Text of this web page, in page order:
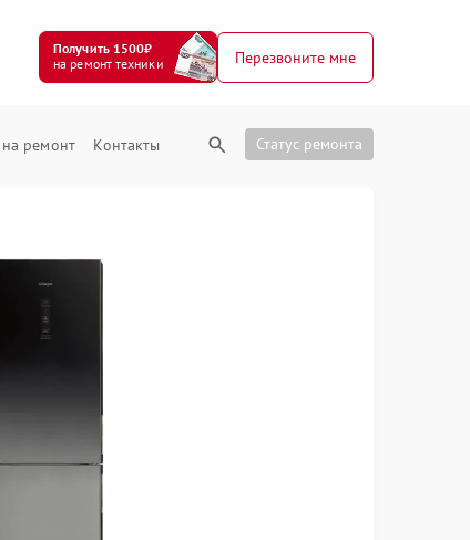
Получить 1500₽
на ремонт техники
Перезвоните мне
ремонт Контакты Статус ремонта